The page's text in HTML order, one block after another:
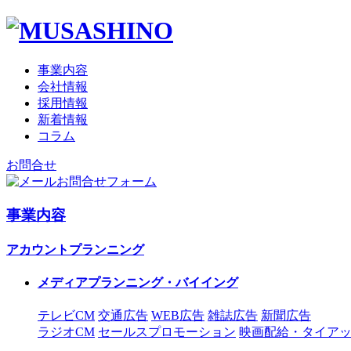
事業内容
会社情報
採用情報
新着情報
コラム
お問合せ
お問合せフォーム
事業内容
アカウントプランニング
メディアプランニング・バイイング
テレビCM 交通広告 WEB広告 雑誌広告 新聞広告
ラジオCM セールスプロモーション 映画配給・タイア